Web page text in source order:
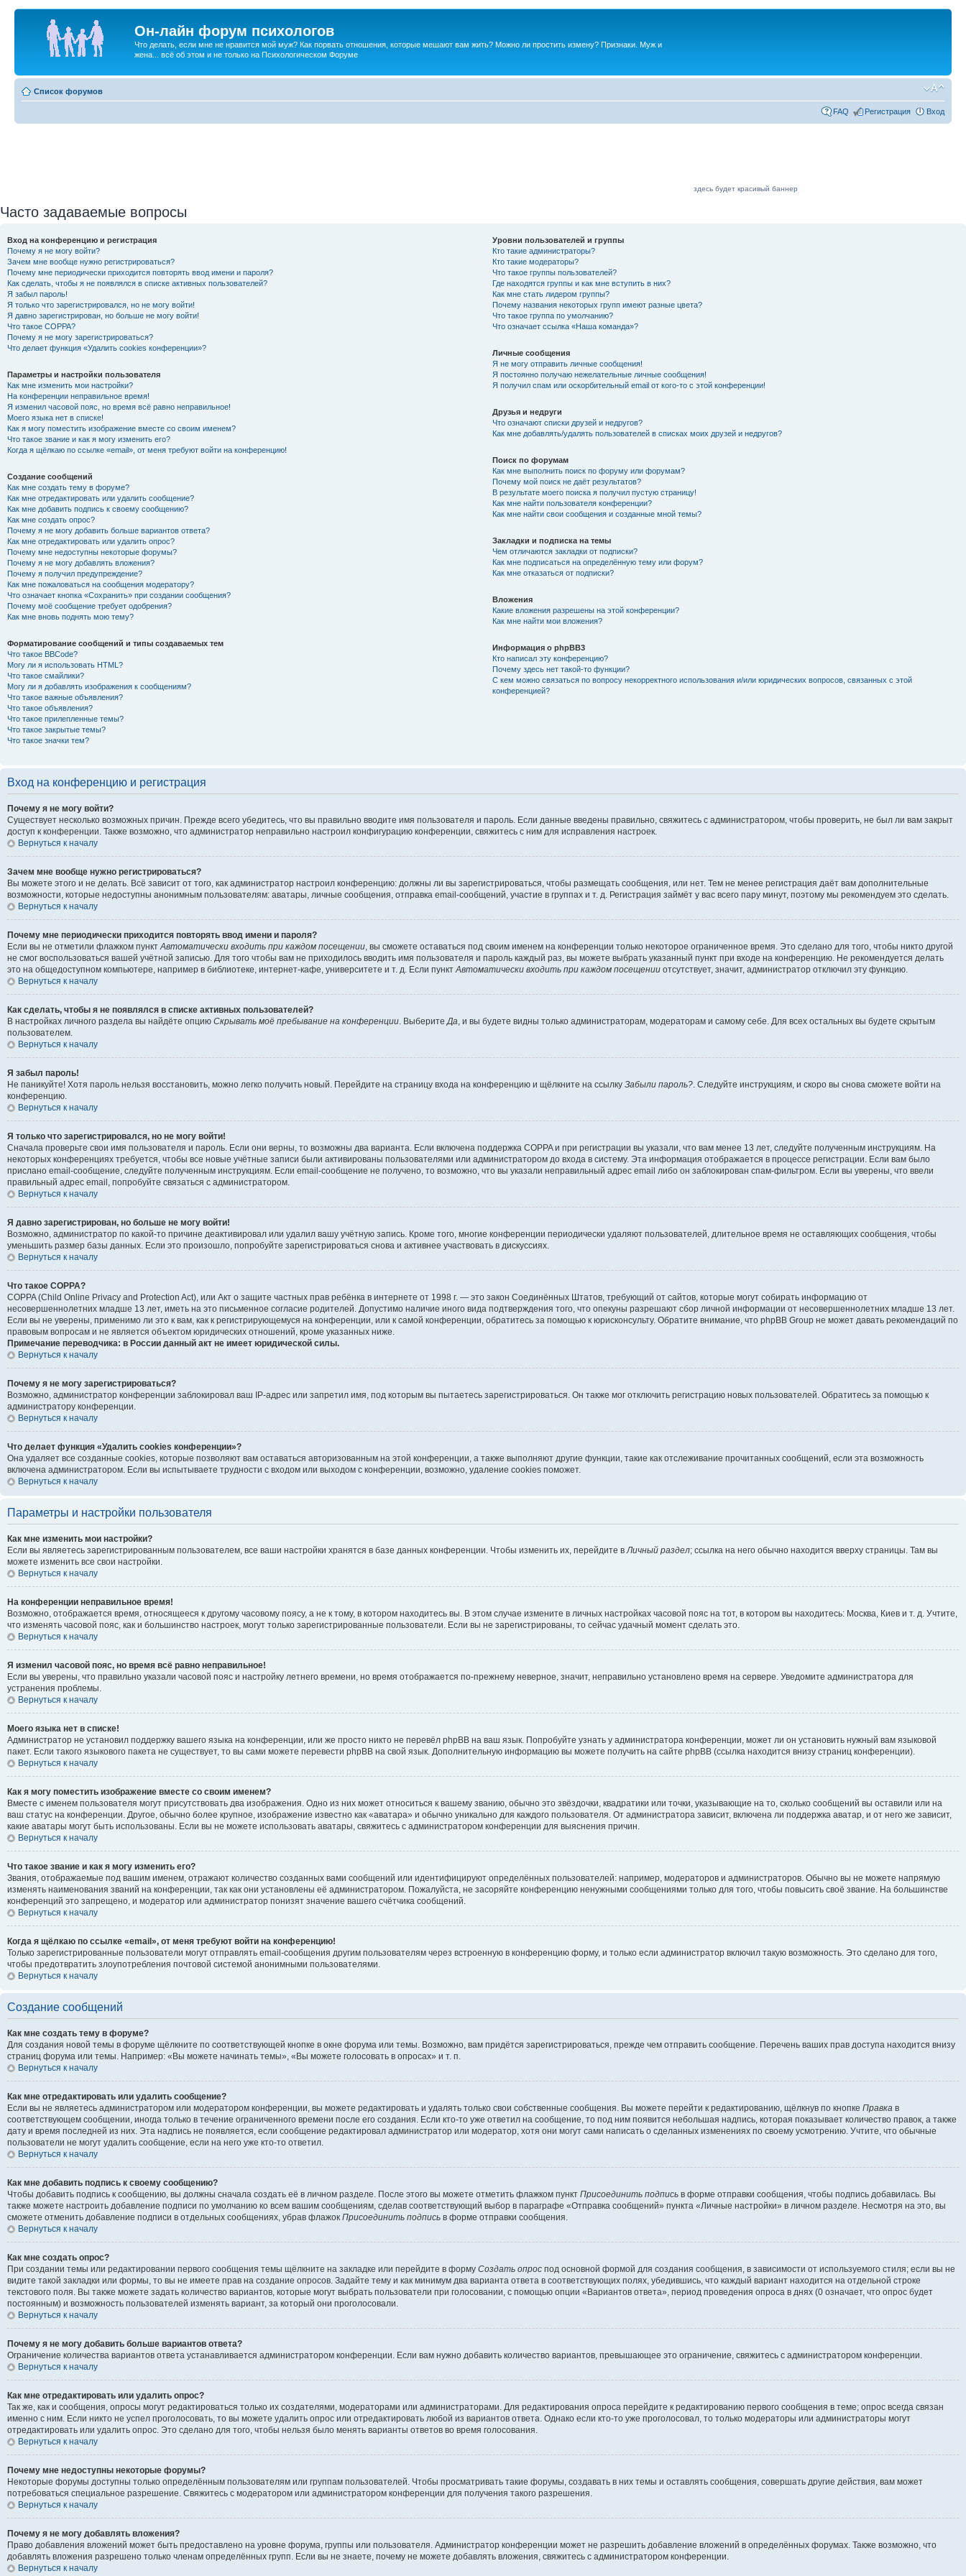
Он-лайн форум психологов
Что делать, если мне не нравится мой муж? Как порвать отношения, которые мешают вам жить? Можно ли простить измену? Признаки. Муж и
жена... всё об этом и не только на Психологическом Форуме
Список форумов
FAQ Регистрация Вход
здесь будет красивый баннер
Часто задаваемые вопросы
Вход на конференцию и регистрация
Почему я не могу войти?
Зачем мне вообще нужно регистрироваться?
Почему мне периодически приходится повторять ввод имени и пароля?
Как сделать, чтобы я не появлялся в списке активных пользователей?
Я забыл пароль!
Я только что зарегистрировался, но не могу войти!
Я давно зарегистрирован, но больше не могу войти!
Что такое COPPA?
Почему я не могу зарегистрироваться?
Что делает функция «Удалить cookies конференции»?
Параметры и настройки пользователя
Как мне изменить мои настройки?
На конференции неправильное время!
Я изменил часовой пояс, но время всё равно неправильное!
Моего языка нет в списке!
Как я могу поместить изображение вместе со своим именем?
Что такое звание и как я могу изменить его?
Когда я щёлкаю по ссылке «email», от меня требуют войти на конференцию!
Создание сообщений
Как мне создать тему в форуме?
Как мне отредактировать или удалить сообщение?
Как мне добавить подпись к своему сообщению?
Как мне создать опрос?
Почему я не могу добавить больше вариантов ответа?
Как мне отредактировать или удалить опрос?
Почему мне недоступны некоторые форумы?
Почему я не могу добавлять вложения?
Почему я получил предупреждение?
Как мне пожаловаться на сообщения модератору?
Что означает кнопка «Сохранить» при создании сообщения?
Почему моё сообщение требует одобрения?
Как мне вновь поднять мою тему?
Форматирование сообщений и типы создаваемых тем
Что такое BBCode?
Могу ли я использовать HTML?
Что такое смайлики?
Могу ли я добавлять изображения к сообщениям?
Что такое важные объявления?
Что такое объявления?
Что такое прилепленные темы?
Что такое закрытые темы?
Что такое значки тем?
Уровни пользователей и группы
Кто такие администраторы?
Кто такие модераторы?
Что такое группы пользователей?
Где находятся группы и как мне вступить в них?
Как мне стать лидером группы?
Почему названия некоторых групп имеют разные цвета?
Что такое группа по умолчанию?
Что означает ссылка «Наша команда»?
Личные сообщения
Я не могу отправить личные сообщения!
Я постоянно получаю нежелательные личные сообщения!
Я получил спам или оскорбительный email от кого-то с этой конференции!
Друзья и недруги
Что означают списки друзей и недругов?
Как мне добавлять/удалять пользователей в списках моих друзей и недругов?
Поиск по форумам
Как мне выполнить поиск по форуму или форумам?
Почему мой поиск не даёт результатов?
В результате моего поиска я получил пустую страницу!
Как мне найти пользователя конференции?
Как мне найти свои сообщения и созданные мной темы?
Закладки и подписка на темы
Чем отличаются закладки от подписки?
Как мне подписаться на определённую тему или форум?
Как мне отказаться от подписки?
Вложения
Какие вложения разрешены на этой конференции?
Как мне найти мои вложения?
Информация о phpBB3
Кто написал эту конференцию?
Почему здесь нет такой-то функции?
С кем можно связаться по вопросу некорректного использования и/или юридических вопросов, связанных с этой
конференцией?
Вход на конференцию и регистрация
Почему я не могу войти?
Существует несколько возможных причин. Прежде всего убедитесь, что вы правильно вводите имя пользователя и пароль. Если данные введены правильно, свяжитесь с администратором, чтобы проверить, не был ли вам закрыт
доступ к конференции. Также возможно, что администратор неправильно настроил конфигурацию конференции, свяжитесь с ним для исправления настроек.
Вернуться к началу
Зачем мне вообще нужно регистрироваться?
Вы можете этого и не делать. Всё зависит от того, как администратор настроил конференцию: должны ли вы зарегистрироваться, чтобы размещать сообщения, или нет. Тем не менее регистрация даёт вам дополнительные
возможности, которые недоступны анонимным пользователям: аватары, личные сообщения, отправка email-сообщений, участие в группах и т. д. Регистрация займёт у вас всего пару минут, поэтому мы рекомендуем это сделать.
Вернуться к началу
Почему мне периодически приходится повторять ввод имени и пароля?
Если вы не отметили флажком пункт Автоматически входить при каждом посещении , вы сможете оставаться под своим именем на конференции только некоторое ограниченное время. Это сделано для того, чтобы никто другой
не смог воспользоваться вашей учётной записью. Для того чтобы вам не приходилось вводить имя пользователя и пароль каждый раз, вы можете выбрать указанный пункт при входе на конференцию. Не рекомендуется делать
это на общедоступном компьютере, например в библиотеке, интернет-кафе, университете и т. д. Если пункт Автоматически входить при каждом посещении отсутствует, значит, администратор отключил эту функцию.
Вернуться к началу
Как сделать, чтобы я не появлялся в списке активных пользователей?
В настройках личного раздела вы найдёте опцию Скрывать моё пребывание на конференции . Выберите Да , и вы будете видны только администраторам, модераторам и самому себе. Для всех остальных вы будете скрытым
пользователем.
Вернуться к началу
Я забыл пароль!
Не паникуйте! Хотя пароль нельзя восстановить, можно легко получить новый. Перейдите на страницу входа на конференцию и щёлкните на ссылку Забыли пароль? . Следуйте инструкциям, и скоро вы снова сможете войти на
конференцию.
Вернуться к началу
Я только что зарегистрировался, но не могу войти!
Сначала проверьте свои имя пользователя и пароль. Если они верны, то возможны два варианта. Если включена поддержка COPPA и при регистрации вы указали, что вам менее 13 лет, следуйте полученным инструкциям. На
некоторых конференциях требуется, чтобы все новые учётные записи были активированы пользователями или администратором до входа в систему. Эта информация отображается в процессе регистрации. Если вам было
прислано email-сообщение, следуйте полученным инструкциям. Если email-сообщение не получено, то возможно, что вы указали неправильный адрес email либо он заблокирован спам-фильтром. Если вы уверены, что ввели
правильный адрес email, попробуйте связаться с администратором.
Вернуться к началу
Я давно зарегистрирован, но больше не могу войти!
Возможно, администратор по какой-то причине деактивировал или удалил вашу учётную запись. Кроме того, многие конференции периодически удаляют пользователей, длительное время не оставляющих сообщения, чтобы
уменьшить размер базы данных. Если это произошло, попробуйте зарегистрироваться снова и активнее участвовать в дискуссиях.
Вернуться к началу
Что такое COPPA?
COPPA (Child Online Privacy and Protection Act), или Акт о защите частных прав ребёнка в интернете от 1998 г. — это закон Соединённых Штатов, требующий от сайтов, которые могут собирать информацию от
несовершеннолетних младше 13 лет, иметь на это письменное согласие родителей. Допустимо наличие иного вида подтверждения того, что опекуны разрешают сбор личной информации от несовершеннолетних младше 13 лет.
Если вы не уверены, применимо ли это к вам, как к регистрирующемуся на конференции, или к самой конференции, обратитесь за помощью к юрисконсульту. Обратите внимание, что phpBB Group не может давать рекомендаций по
правовым вопросам и не является объектом юридических отношений, кроме указанных ниже.
Примечание переводчика: в России данный акт не имеет юридической силы.
Вернуться к началу
Почему я не могу зарегистрироваться?
Возможно, администратор конференции заблокировал ваш IP-адрес или запретил имя, под которым вы пытаетесь зарегистрироваться. Он также мог отключить регистрацию новых пользователей. Обратитесь за помощью к
администратору конференции.
Вернуться к началу
Что делает функция «Удалить cookies конференции»?
Она удаляет все созданные cookies, которые позволяют вам оставаться авторизованным на этой конференции, а также выполняют другие функции, такие как отслеживание прочитанных сообщений, если эта возможность
включена администратором. Если вы испытываете трудности с входом или выходом с конференции, возможно, удаление cookies поможет.
Вернуться к началу
Параметры и настройки пользователя
Как мне изменить мои настройки?
Если вы являетесь зарегистрированным пользователем, все ваши настройки хранятся в базе данных конференции. Чтобы изменить их, перейдите в Личный раздел; ссылка на него обычно находится вверху страницы. Там вы
можете изменить все свои настройки.
Вернуться к началу
На конференции неправильное время!
Возможно, отображается время, относящееся к другому часовому поясу, а не к тому, в котором находитесь вы. В этом случае измените в личных настройках часовой пояс на тот, в котором вы находитесь: Москва, Киев и т. д. Учтите,
что изменять часовой пояс, как и большинство настроек, могут только зарегистрированные пользователи. Если вы не зарегистрированы, то сейчас удачный момент сделать это.
Вернуться к началу
Я изменил часовой пояс, но время всё равно неправильное!
Если вы уверены, что правильно указали часовой пояс и настройку летнего времени, но время отображается по-прежнему неверное, значит, неправильно установлено время на сервере. Уведомите администратора для
устранения проблемы.
Вернуться к началу
Моего языка нет в списке!
Администратор не установил поддержку вашего языка на конференции, или же просто никто не перевёл phpBB на ваш язык. Попробуйте узнать у администратора конференции, может ли он установить нужный вам языковой
пакет. Если такого языкового пакета не существует, то вы сами можете перевести phpBB на свой язык. Дополнительную информацию вы можете получить на сайте phpBB (ссылка находится внизу страниц конференции).
Вернуться к началу
Как я могу поместить изображение вместе со своим именем?
Вместе с именем пользователя могут присутствовать два изображения. Одно из них может относиться к вашему званию, обычно это звёздочки, квадратики или точки, указывающие на то, сколько сообщений вы оставили или на
ваш статус на конференции. Другое, обычно более крупное, изображение известно как «аватара» и обычно уникально для каждого пользователя. От администратора зависит, включена ли поддержка аватар, и от него же зависит,
какие аватары могут быть использованы. Если вы не можете использовать аватары, свяжитесь с администратором конференции для выяснения причин.
Вернуться к началу
Что такое звание и как я могу изменить его?
Звания, отображаемые под вашим именем, отражают количество созданных вами сообщений или идентифицируют определённых пользователей: например, модераторов и администраторов. Обычно вы не можете напрямую
изменять наименования званий на конференции, так как они установлены её администратором. Пожалуйста, не засоряйте конференцию ненужными сообщениями только для того, чтобы повысить своё звание. На большинстве
конференций это запрещено, и модератор или администратор понизят значение вашего счётчика сообщений.
Вернуться к началу
Когда я щёлкаю по ссылке «email», от меня требуют войти на конференцию!
Только зарегистрированные пользователи могут отправлять email-сообщения другим пользователям через встроенную в конференцию форму, и только если администратор включил такую возможность. Это сделано для того,
чтобы предотвратить злоупотребления почтовой системой анонимными пользователями.
Вернуться к началу
Создание сообщений
Как мне создать тему в форуме?
Для создания новой темы в форуме щёлкните по соответствующей кнопке в окне форума или темы. Возможно, вам придётся зарегистрироваться, прежде чем отправить сообщение. Перечень ваших прав доступа находится внизу
страниц форума или темы. Например: «Вы можете начинать темы», «Вы можете голосовать в опросах» и т. п.
Вернуться к началу
Как мне отредактировать или удалить сообщение?
Если вы не являетесь администратором или модератором конференции, вы можете редактировать и удалять только свои собственные сообщения. Вы можете перейти к редактированию, щёлкнув по кнопке Правка в
соответствующем сообщении, иногда только в течение ограниченного времени после его создания. Если кто-то уже ответил на сообщение, то под ним появится небольшая надпись, которая показывает количество правок, а также
дату и время последней из них. Эта надпись не появляется, если сообщение редактировал администратор или модератор, хотя они могут сами написать о сделанных изменениях по своему усмотрению. Учтите, что обычные
пользователи не могут удалить сообщение, если на него уже кто-то ответил.
Вернуться к началу
Как мне добавить подпись к своему сообщению?
Чтобы добавить подпись к сообщению, вы должны сначала создать её в личном разделе. После этого вы можете отметить флажком пункт Присоединить подпись в форме отправки сообщения, чтобы подпись добавилась. Вы
также можете настроить добавление подписи по умолчанию ко всем вашим сообщениям, сделав соответствующий выбор в параграфе «Отправка сообщений» пункта «Личные настройки» в личном разделе. Несмотря на это, вы
сможете отменить добавление подписи в отдельных сообщениях, убрав флажок Присоединить подпись в форме отправки сообщения.
Вернуться к началу
Как мне создать опрос?
При создании темы или редактировании первого сообщения темы щёлкните на закладке или перейдите в форму Создать опрос под основной формой для создания сообщения, в зависимости от используемого стиля; если вы не
видите такой закладки или формы, то вы не имеете прав на создание опросов. Задайте тему и как минимум два варианта ответа в соответствующих полях, убедившись, что каждый вариант находится на отдельной строке
текстового поля. Вы также можете задать количество вариантов, которые могут выбрать пользователи при голосовании, с помощью опции «Вариантов ответа», период проведения опроса в днях (0 означает, что опрос будет
постоянным) и возможность пользователей изменять вариант, за который они проголосовали.
Вернуться к началу
Почему я не могу добавить больше вариантов ответа?
Ограничение количества вариантов ответа устанавливается администратором конференции. Если вам нужно добавить количество вариантов, превышающее это ограничение, свяжитесь с администратором конференции.
Вернуться к началу
Как мне отредактировать или удалить опрос?
Так же, как и сообщения, опросы могут редактироваться только их создателями, модераторами или администраторами. Для редактирования опроса перейдите к редактированию первого сообщения в теме; опрос всегда связан
именно с ним. Если никто не успел проголосовать, то вы можете удалить опрос или отредактировать любой из вариантов ответа. Однако если кто-то уже проголосовал, то только модераторы или администраторы могут
отредактировать или удалить опрос. Это сделано для того, чтобы нельзя было менять варианты ответов во время голосования.
Вернуться к началу
Почему мне недоступны некоторые форумы?
Некоторые форумы доступны только определённым пользователям или группам пользователей. Чтобы просматривать такие форумы, создавать в них темы и оставлять сообщения, совершать другие действия, вам может
потребоваться специальное разрешение. Свяжитесь с модератором или администратором конференции для получения такого разрешения.
Вернуться к началу
Почему я не могу добавлять вложения?
Право добавления вложений может быть предоставлено на уровне форума, группы или пользователя. Администратор конференции может не разрешить добавление вложений в определённых форумах. Также возможно, что
добавлять вложения разрешено только членам определённых групп. Если вы не знаете, почему не можете добавлять вложения, свяжитесь с администратором конференции.
Вернуться к началу